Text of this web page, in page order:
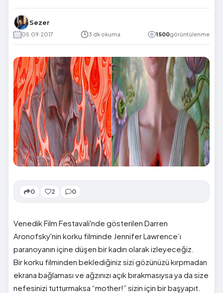
Sezer
05.09.2017 3 dk okuma 1500görüntülenme
0 2 0
Venedik Film Festavali'nde gösterilen Darren
Aronofsky'nin korku filminde Jennifer Lawrence’ı
paranoyanın içine düşen bir kadın olarak izleyeceğiz.
Bir korku filminden beklediğiniz sizi gözünüzü kırpmadan
ekrana bağlaması ve ağzınızı açık bırakmasıysa ya da size
nefesinizi tutturmaksa “mother!” sizin için bir başyapıt.